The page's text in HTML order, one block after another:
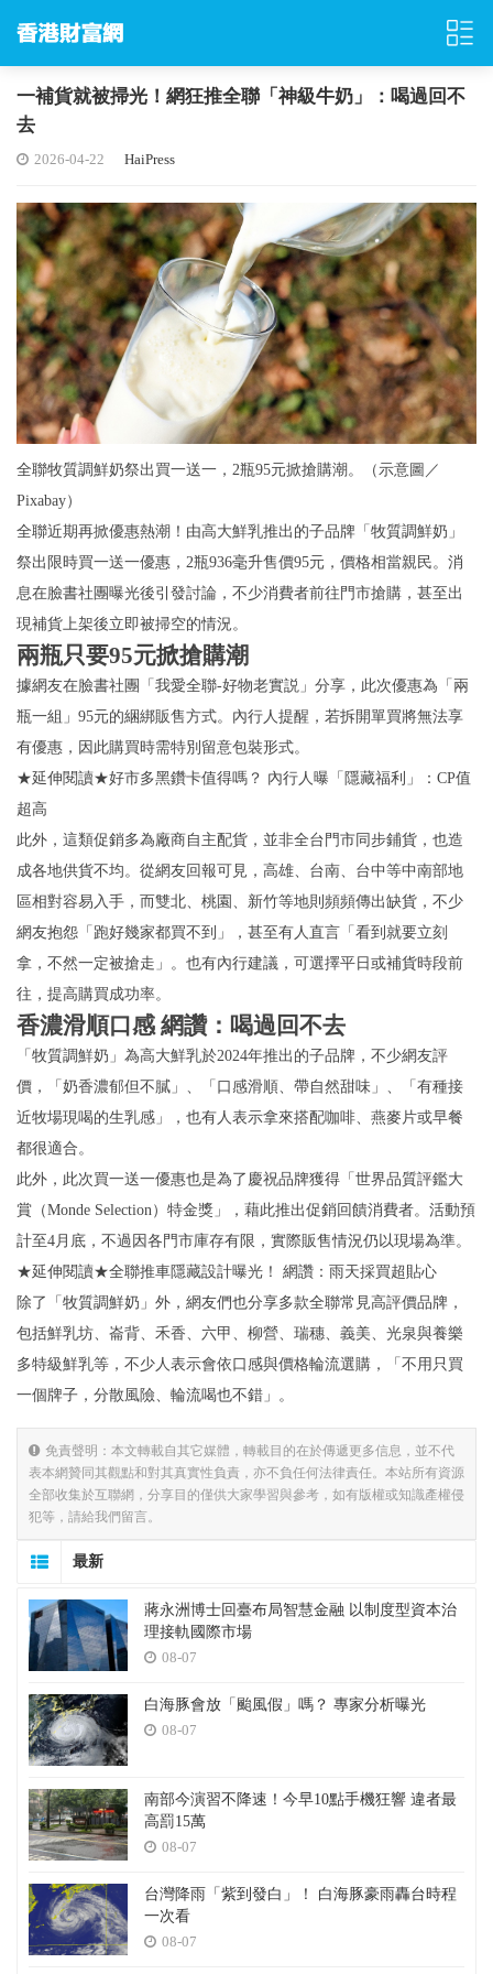
一補貨就被掃光！網狂推全聯「神級牛奶」：喝過回不
去
2026-04-22 HaiPress
全聯牧質調鮮奶祭出買一送一，2瓶95元掀搶購潮。（示意圖／
Pixabay）
全聯近期再掀優惠熱潮！由高大鮮乳推出的子品牌「牧質調鮮奶」
祭出限時買一送一優惠，2瓶936毫升售價95元，價格相當親民。消
息在臉書社團曝光後引發討論，不少消費者前往門市搶購，甚至出
現補貨上架後立即被掃空的情況。
兩瓶只要95元掀搶購潮
據網友在臉書社團「我愛全聯-好物老實説」分享，此次優惠為「兩
瓶一組」95元的綑綁販售方式。內行人提醒，若拆開單買將無法享
有優惠，因此購買時需特別留意包裝形式。
★延伸閱讀★好市多黑鑽卡值得嗎？ 內行人曝「隱藏福利」：CP值
超高
此外，這類促銷多為廠商自主配貨，並非全台門市同步鋪貨，也造
成各地供貨不均。從網友回報可見，高雄、台南、台中等中南部地
區相對容易入手，而雙北、桃園、新竹等地則頻頻傳出缺貨，不少
網友抱怨「跑好幾家都買不到」，甚至有人直言「看到就要立刻
拿，不然一定被搶走」。也有內行建議，可選擇平日或補貨時段前
往，提高購買成功率。
香濃滑順口感 網讚：喝過回不去
「牧質調鮮奶」為高大鮮乳於2024年推出的子品牌，不少網友評
價，「奶香濃郁但不膩」、「口感滑順、帶自然甜味」、「有種接
近牧場現喝的生乳感」，也有人表示拿來搭配咖啡、燕麥片或早餐
都很適合。
此外，此次買一送一優惠也是為了慶祝品牌獲得「世界品質評鑑大
賞（Monde Selection）特金獎」，藉此推出促銷回饋消費者。活動預
計至4月底，不過因各門市庫存有限，實際販售情況仍以現場為準。
★延伸閱讀★全聯推車隱藏設計曝光！ 網讚：雨天採買超貼心
除了「牧質調鮮奶」外，網友們也分享多款全聯常見高評價品牌，
包括鮮乳坊、崙背、禾香、六甲、柳營、瑞穗、義美、光泉與養樂
多特級鮮乳等，不少人表示會依口感與價格輪流選購，「不用只買
一個牌子，分散風險、輪流喝也不錯」。
免責聲明：本文轉載自其它媒體，轉載目的在於傳遞更多信息，並不代
表本網贊同其觀點和對其真實性負責，亦不負任何法律責任。本站所有資源
全部收集於互聯網，分享目的僅供大家學習與參考，如有版權或知識產權侵
犯等，請給我們留言。
最新
蔣永洲博士回臺布局智慧金融 以制度型資本治
理接軌國際市場
08-07
白海豚會放「颱風假」嗎？ 專家分析曝光
08-07
南部今演習不降速！今早10點手機狂響 違者最
高罰15萬
08-07
台灣降雨「紫到發白」！ 白海豚豪雨轟台時程
一次看
08-07